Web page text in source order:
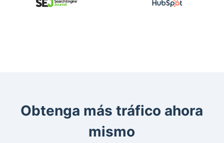
Obtenga más tráfico ahora
mismo